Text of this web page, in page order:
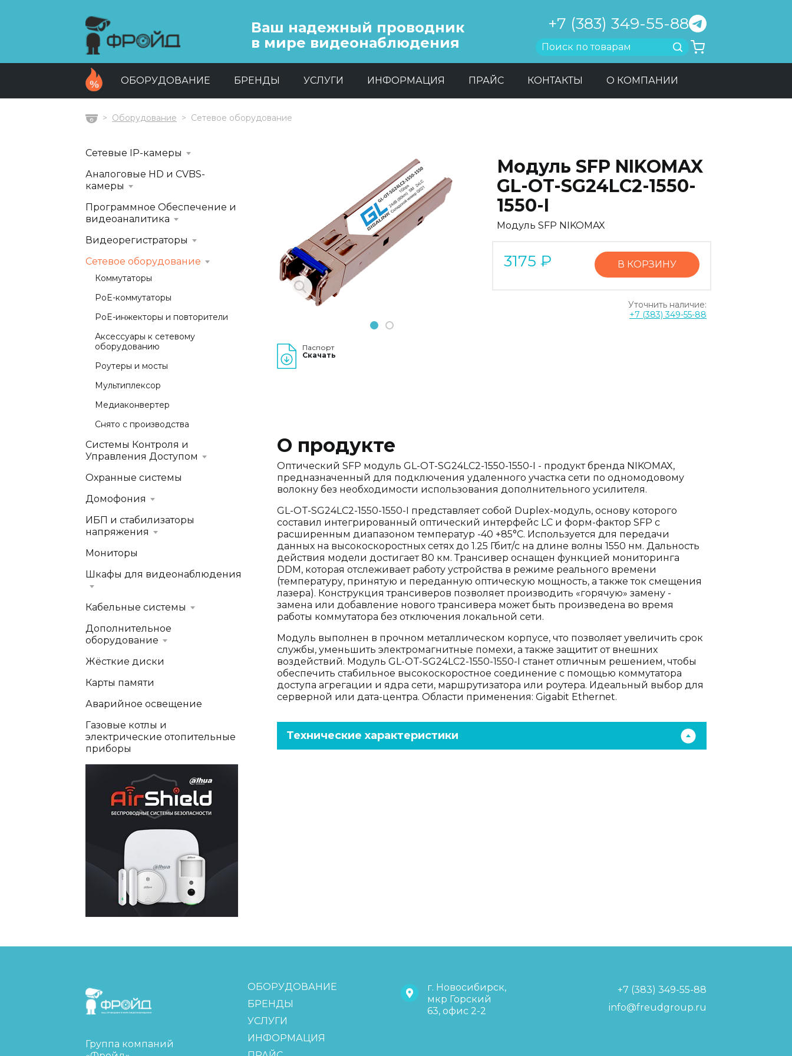
Ваш надежный проводник
в мире видеонаблюдения
+7 (383) 349-55-88
Найти
ОБОРУДОВАНИЕ БРЕНДЫ УСЛУГИ ИНФОРМАЦИЯ ПРАЙС КОНТАКТЫ О КОМПАНИИ
ГлавнаяОборудование Сетевое оборудование
Previous
1 2
Паспорт
Скачать
Модуль SFP NIKOMAX
GL-OT-SG24LC2-1550-
1550-I
Модуль SFP NIKOMAX
3175 ₽ В КОРЗИНУ
Уточнить наличие:
+7 (383) 349-55-88
О продукте
Оптический SFP модуль GL-OT-SG24LC2-1550-1550-I - продукт бренда NIKOMAX,
предназначенный для подключения удаленного участка сети по одномодовому
волокну без необходимости использования дополнительного усилителя.
GL-OT-SG24LC2-1550-1550-I представляет собой Duplex-модуль, основу которого
составил интегрированный оптический интерфейс LC и форм-фактор SFP c
расширенным диапазоном температур -40 +85°C. Используется для передачи
данных на высокоскоростных сетях до 1.25 Гбит/с на длине волны 1550 нм. Дальность
действия модели достигает 80 км. Трансивер оснащен функцией мониторинга
DDM, которая отслеживает работу устройства в режиме реального времени
(температуру, принятую и переданную оптическую мощность, а также ток смещения
лазера). Конструкция трансиверов позволяет производить «горячую» замену -
замена или добавление нового трансивера может быть произведена во время
работы коммутатора без отключения локальной сети.
Модуль выполнен в прочном металлическом корпусе, что позволяет увеличить срок
службы, уменьшить электромагнитные помехи, а также защитит от внешних
воздействий. Модуль GL-OT-SG24LC2-1550-1550-I станет отличным решением, чтобы
обеспечить стабильное высокоскоростное соединение с помощью коммутатора
доступа агрегации и ядра сети, маршрутизатора или роутера. Идеальный выбор для
серверной или дата-центра. Области применения: Gigabit Ethernet.
Технические характеристики
Сетевые IP-камеры
Аналоговые HD и CVBS-
камеры
Программное Обеспечение и
видеоаналитика
Видеорегистраторы
Сетевое оборудование
Коммутаторы
PoE-коммутаторы
PoE-инжекторы и повторители
Аксессуары к сетевому
оборудованию
Роутеры и мосты
Мультиплексор
Медиаконвертер
Снято с производства
Системы Контроля и
Управления Доступом
Охранные системы
Домофония
ИБП и стабилизаторы
напряжения
Мониторы
Шкафы для видеонаблюдения
Кабельные системы
Дополнительное
оборудование
Жёсткие диски
Карты памяти
Аварийное освещение
Газовые котлы и
электрические отопительные
приборы
FreudGroup
Группа компаний
ОБОРУДОВАНИЕ
БРЕНДЫ
УСЛУГИ
ИНФОРМАЦИЯ
г. Новосибирск,
мкр Горский
63, офис 2-2
+7 (383) 349-55-88
info@freudgroup.ru